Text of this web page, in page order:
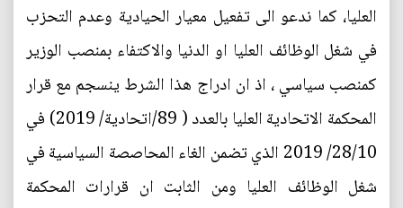
العليا، كما ندعو الى تفعيل معيار الحيادية وعدم التحزب
في شغل الوظائف العليا او الدنيا والاكتفاء بمنصب الوزير
كمنصب سياسي ، اذ ان ادراج هذا الشرط ينسجم مع قرار
المحكمة الاتحادية العليا بالعدد ( 89/اتحادية/ 2019) في
28/10/ 2019 الذي تضمن الغاء المحاصصة السياسية في
شغل الوظائف العليا ومن الثابت ان قرارات المحكمة